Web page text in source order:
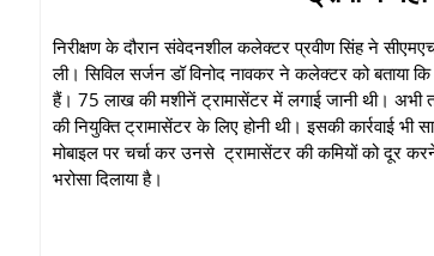
निरीक्षण के दौरान संवेदनशील कलेक्टर प्रवीण सिंह ने
ली। सिविल सर्जन डॉ विनोद नावकर ने कलेक्टर को बताया
हैं। 75 लाख की मशीनें ट्रामासेंटर में लगाई जानी थी।
की नियुक्ति ट्रामासेंटर के लिए होनी थी। इसकी कार्रवाई
मोबाइल पर चर्चा कर उनसे ट्रामासेंटर की कमियों को दूर
भरोसा दिलाया है।